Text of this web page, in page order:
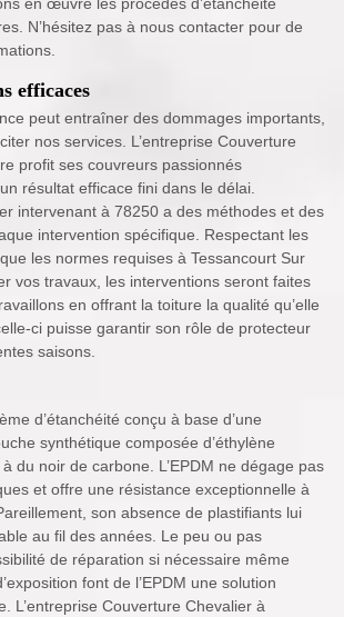
N’hésitez pas à nous contacter pour de
efficaces
peut entraîner des dommages importants,
nos services. L’entreprise Couverture
profit ses couvreurs passionnés
résultat efficace fini dans le délai.
intervenant à 78250 a des méthodes et des
intervention spécifique. Respectant les
les normes requises à Tessancourt Sur
vos travaux, les interventions seront faites
en offrant la toiture la qualité qu’elle
ci puisse garantir son rôle de protecteur
saisons.
d’étanchéité conçu à base d’une
synthétique composée d’éthylène
du noir de carbone. L’EPDM ne dégage pas
et offre une résistance exceptionnelle à
son absence de plastifiants lui
au fil des années. Le peu ou pas
de réparation si nécessaire même
font de l’EPDM une solution
L’entreprise Couverture Chevalier à